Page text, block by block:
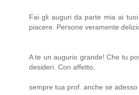
Fai gli auguri da parte mia ai
piacere. Persone veramente
A te un augurio grande! Che tu
desideri. Con affetto,
sempre tua prof. anche se